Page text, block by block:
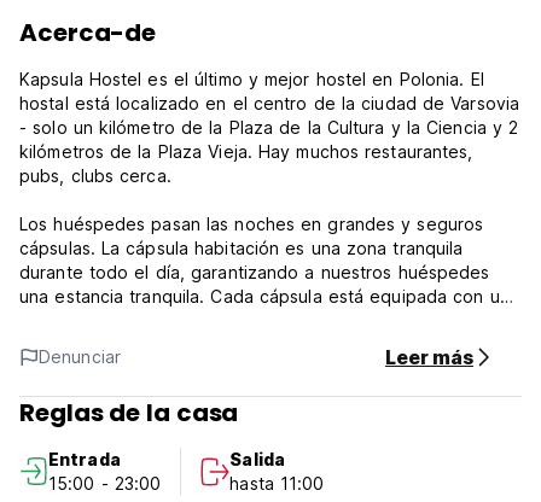
Acerca-de
Kapsula Hostel es el último y mejor hostel en Polonia. El
hostal está localizado en el centro de la ciudad de Varsovia
- solo un kilómetro de la Plaza de la Cultura y la Ciencia y 2
kilómetros de la Plaza Vieja. Hay muchos restaurantes,
pubs, clubs cerca.
Los huéspedes pasan las noches en grandes y seguros
cápsulas. La cápsula habitación es una zona tranquila
durante todo el día, garantizando a nuestros huéspedes
una estancia tranquila. Cada cápsula está equipada con una
una conexión individual a la aire acondicionada. El
recepcionista de hostel está abierto desde las 2 hasta las
10 PM, el salón de estar es luminoso y espacioso perfecto
para comer, estudiar o descansar. Todo eso nos hace el
pero más barato que el alojamiento en hoteles.
Denunciar Leer más
Reglas de la casa
Entrada
15:00 - 23:00
Salida
hasta 11:00